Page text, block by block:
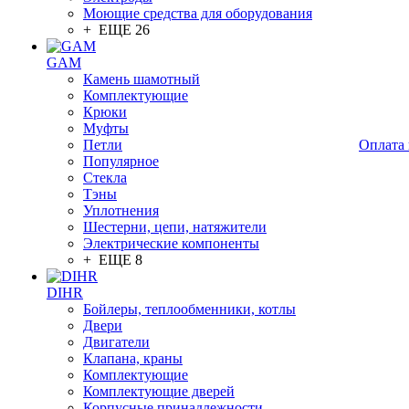
Моющие средства для оборудования
+ ЕЩЕ 26
GAM
Камень шамотный
Комплектующие
Крюки
Муфты
Петли
Популярное
Стекла
Тэны
Уплотнения
Шестерни, цепи, натяжители
Электрические компоненты
+ ЕЩЕ 8
DIHR
Бойлеры, теплообменники, котлы
Двери
Двигатели
Клапана, краны
Комплектующие
Комплектующие дверей
Оплата